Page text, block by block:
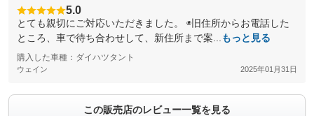
5.0
とても親切にご対応いただきました。 ◉旧住所からお電話した
ところ、車で待ち合わせして、新住所まで案...
もっと見る
購入した車種：ダイハツタント
ウェイン 2025年01月31日
この販売店のレビュー一覧を見る